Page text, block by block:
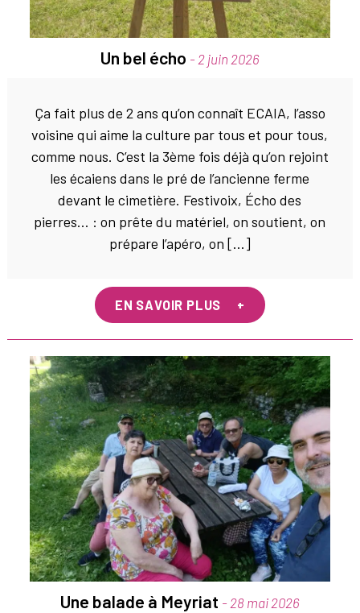
Un bel écho - 2 juin 2026
Ça fait plus de 2 ans qu’on connaît ECAIA, l’asso
voisine qui aime la culture par tous et pour tous,
comme nous. C’est la 3ème fois déjà qu’on rejoint
les écaiens dans le pré de l’ancienne ferme
devant le cimetière. Festivoix, Écho des
pierres… : on prête du matériel, on soutient, on
prépare l’apéro, on […]
EN SAVOIR PLUS
Une balade à Meyriat - 28 mai 2026